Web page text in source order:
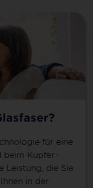
für eine
beim Kupfer-
Leistung, die Sie
in der